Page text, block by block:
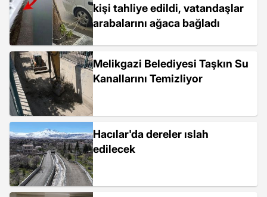
kişi tahliye edildi, vatandaşlar
arabalarını ağaca bağladı
Melikgazi Belediyesi Taşkın Su
Kanallarını Temizliyor
Hacılar'da dereler ıslah
edilecek